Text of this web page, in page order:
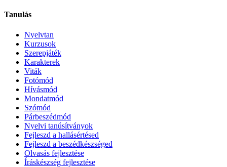
Tanulás
Nyelvtan
Kurzusok
Szerepjáték
Karakterek
Viták
Fotómód
Hívásmód
Mondatmód
Szómód
Párbeszédmód
Nyelvi tanúsítványok
Fejleszd a hallásértésed
Fejleszd a beszédkészséged
Olvasás fejlesztése
Íráskészség fejlesztése